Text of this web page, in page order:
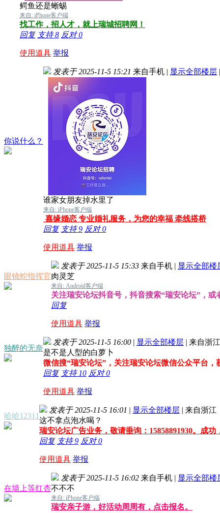
鳄鱼还是蜥蜴
来自: iPhone客户端
找工作，招人才，就上瑞城招聘网！
回复 支持8 反对0
使用道具 举报
你说什么？
发表于 2025-11-5 15:21 来自手机 | 显示全部楼层 |
谁家女朋友掉水里了
来自: iPhone客户端
嘉缘婚恋 专业婚礼服务，为您的幸福 牵线搭桥
回复 支持9 反对0
使用道具 举报
眼镜蛇指挥官
发表于 2025-11-5 15:33 来自手机 | 显示全部楼
肉灵芝
来自: Android客户端
关注瑞安论坛抖音号，抖音搜索“瑞安论坛”，或
回复
使用道具 举报
独醉的无奈
发表于 2025-11-5 16:00 | 显示全部楼层 | 来自浙江
是不是人型的白萝卜
微信搜“瑞安论坛”，关注瑞安论坛微信公众平台，
回复 支持 10 反对0
使用道具 举报
哈哈12311
发表于 2025-11-5 16:01 | 显示全部楼层 | 来自浙江
这不拿点泡水喝？
瑞安论坛广告业务，敬请垂询：15858891930。成功
回复 支持9 反对0
使用道具 举报
在墙上等红杏
发表于 2025-11-5 16:02 来自手机 | 显示全部楼
不不不
来自: iPhone客户端
瑞安亲子游，好活动周周有，点击报名。